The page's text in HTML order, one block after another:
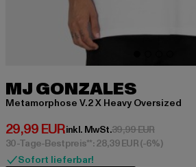
MJ GONZALES
Metamorphose V.2 X Heavy Oversized
29,99 EUR
Derzeitiger Preis: 29,99 EUR
inkl. MwSt.39,99 EUR
30-Tage-Bestpreis**: 28,39 EUR(-6%)
Sofort lieferbar!